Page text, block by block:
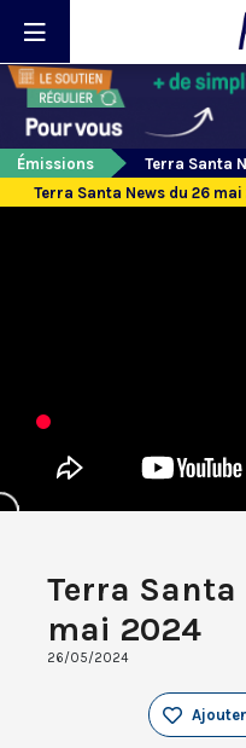
Émissions
Terra Santa
Terra Santa News du 26 mai
Terra Santa
mai 2024
26/05/2024